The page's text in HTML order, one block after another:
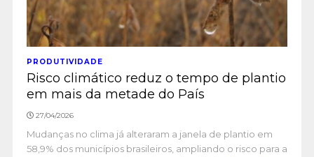
PRODUTIVIDADE
Risco climático reduz o tempo de plantio
em mais da metade do País
27/04/2026
Mudanças no clima já alteraram a janela de plantio em
58,9% dos municípios brasileiros, ampliando o risco para a